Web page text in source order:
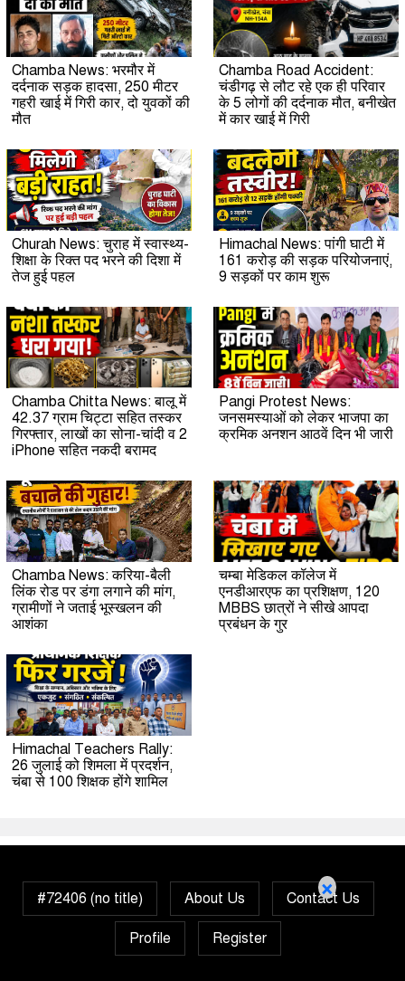
×
Chamba News: भरमौर में
दर्दनाक सड़क हादसा, 250 मीटर
गहरी खाई में गिरी कार, दो युवकों की
मौत
Chamba Road Accident:
चंडीगढ़ से लौट रहे एक ही परिवार
के 5 लोगों की दर्दनाक मौत, बनीखेत
में कार खाई में गिरी
Churah News: चुराह में स्वास्थ्य-
शिक्षा के रिक्त पद भरने की दिशा में
तेज हुई पहल
Himachal News: पांगी घाटी में
161 करोड़ की सड़क परियोजनाएं,
9 सड़कों पर काम शुरू
Chamba Chitta News: बालू में
42.37 ग्राम चिट्टा सहित तस्कर
गिरफ्तार, लाखों का सोना-चांदी व 2
iPhone सहित नकदी बरामद
Pangi Protest News:
जनसमस्याओं को लेकर भाजपा का
क्रमिक अनशन आठवें दिन भी जारी
Chamba News: करिया-बैली
लिंक रोड पर डंगा लगाने की मांग,
ग्रामीणों ने जताई भूस्खलन की
आशंका
चम्बा मेडिकल कॉलेज में
एनडीआरएफ का प्रशिक्षण, 120
MBBS छात्रों ने सीखे आपदा
प्रबंधन के गुर
Himachal Teachers Rally:
26 जुलाई को शिमला में प्रदर्शन,
चंबा से 100 शिक्षक होंगे शामिल
#72406 (no title) About Us Contact Us
Profile Register